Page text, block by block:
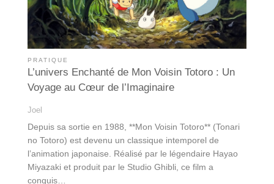
PRATIQUE
L’univers Enchanté de Mon Voisin Totoro : Un
Voyage au Cœur de l’Imaginaire
Joel
Depuis sa sortie en 1988, **Mon Voisin Totoro** (Tonari
no Totoro) est devenu un classique intemporel de
l’animation japonaise. Réalisé par le légendaire Hayao
Miyazaki et produit par le Studio Ghibli, ce film a
conquis…